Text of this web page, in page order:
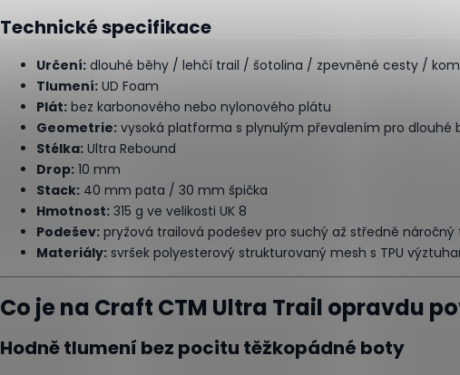
Technické specifikace
Určení: dlouhé běhy / lehčí trail / šotolina / zpevněné cesty /
Tlumení: UD Foam
Plát: bez karbonového nebo nylonového plátu
Geometrie: vysoká platforma s plynulým převalením pro dlouhé
Stélka: Ultra Rebound
Drop: 10 mm
Stack: 40 mm pata / 30 mm špička
Hmotnost: 315 g ve velikosti UK 8
Podešev: pryžová trailová podešev pro suchý až středně náročný
Materiály: svršek polyesterový strukturovaný mesh s TPU
Co je na Craft CTM Ultra Trail opravdu
Hodně tlumení bez pocitu těžkopádné boty